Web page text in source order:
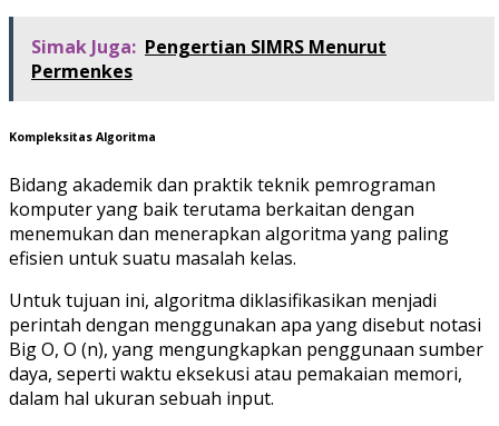
Simak Juga: Pengertian SIMRS Menurut
Permenkes
Kompleksitas Algoritma
Bidang akademik dan praktik teknik pemrograman
komputer yang baik terutama berkaitan dengan
menemukan dan menerapkan algoritma yang paling
efisien untuk suatu masalah kelas.
Untuk tujuan ini, algoritma diklasifikasikan menjadi
perintah dengan menggunakan apa yang disebut notasi
Big O, O (n), yang mengungkapkan penggunaan sumber
daya, seperti waktu eksekusi atau pemakaian memori,
dalam hal ukuran sebuah input.